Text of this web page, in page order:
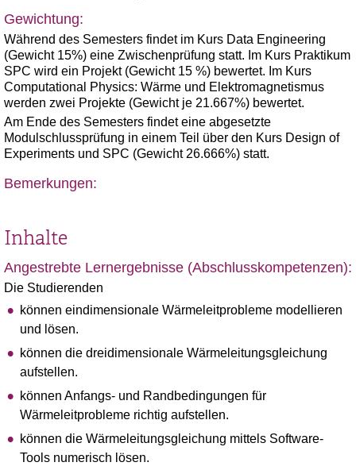
Gewichtung:
Während des Semesters findet im Kurs Data Engineering
(Gewicht 15%) eine Zwischenprüfung statt. Im Kurs Praktikum
SPC wird ein Projekt (Gewicht 15 %) bewertet. Im Kurs
Computational Physics: Wärme und Elektromagnetismus
werden zwei Projekte (Gewicht je 21.667%) bewertet.
Am Ende des Semesters findet eine abgesetzte
Modulschlussprüfung in einem Teil über den Kurs Design of
Experiments und SPC (Gewicht 26.666%) statt.
Bemerkungen:
Inhalte
Angestrebte Lernergebnisse (Abschlusskompetenzen):
Die Studierenden
können eindimensionale Wärmeleitprobleme modellieren
und lösen.
können die dreidimensionale Wärmeleitungsgleichung
aufstellen.
können Anfangs- und Randbedingungen für
Wärmeleitprobleme richtig aufstellen.
können die Wärmeleitungsgleichung mittels Software-
Tools numerisch lösen.